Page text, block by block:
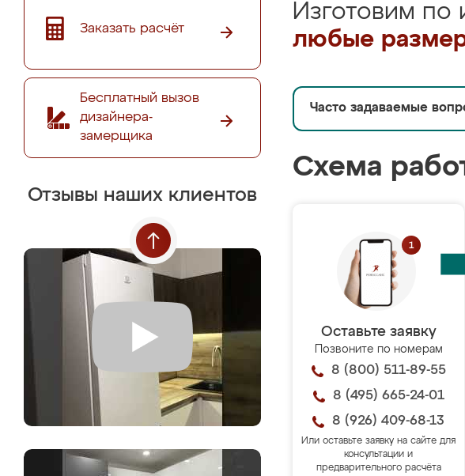
Заказать расчёт
Бесплатный вызов
дизайнера-
замерщика
Отзывы наших клиентов
Изготовим по
любые
Часто задаваемые
Схема
Оставьте заявку
Позвоните по номерам
8 (800) 511-89-55
8 (495) 665-24-01
8 (926) 409-68-13
Или оставьте заявку на сайте для
консультации и
предварительного расчёта